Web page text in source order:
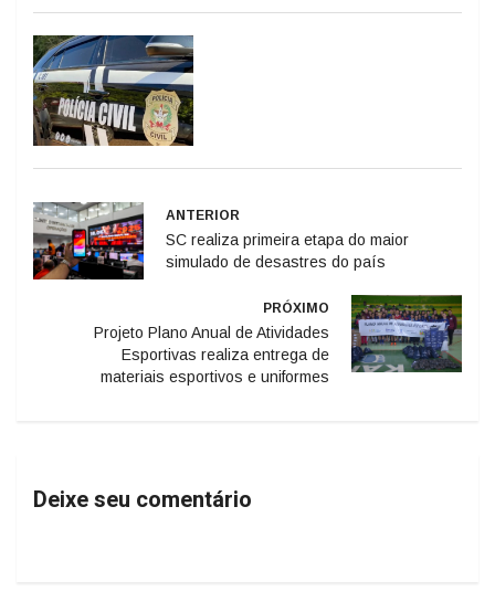
ANTERIOR
SC realiza primeira etapa do maior
simulado de desastres do país
PRÓXIMO
Projeto Plano Anual de Atividades
Esportivas realiza entrega de
materiais esportivos e uniformes
Deixe seu comentário